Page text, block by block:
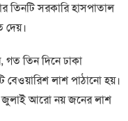
তিনটি সরকারি হাসপাতাল
দেয়।
গত তিন দিনে ঢাকা
লাশ পাঠানো হয়।
জুলাই আরো নয় জনের লাশ